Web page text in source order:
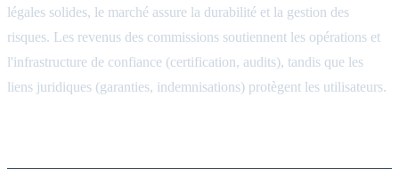
légales solides, le marché assure la durabilité et la gestion des
risques. Les revenus des commissions soutiennent les opérations et
l'infrastructure de confiance (certification, audits), tandis que les
liens juridiques (garanties, indemnisations) protègent les utilisateurs.